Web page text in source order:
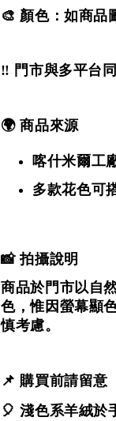
🎨 顏色：如商品
‼️ 門市與多平台
🌍 商品來源
喀什米爾工
多款花色可
📸 拍攝說明
商品於門市以自
色，惟因螢幕顯
慎考慮。
📌 購買前請留意
🎈 淺色系羊絨於